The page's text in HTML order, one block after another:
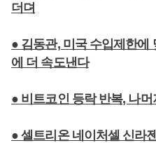
더뎌
● 김동관, 미국 수입제한에
에 더 속도낸다
● 비트코인 등락 반복, 나
● 셀트리온 네이처셀 신라